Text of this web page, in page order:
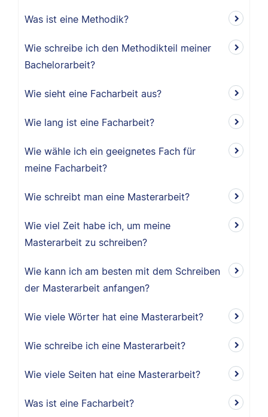
Was ist eine Methodik?
Wie schreibe ich den Methodikteil meiner
Bachelorarbeit?
Wie sieht eine Facharbeit aus?
Wie lang ist eine Facharbeit?
Wie wähle ich ein geeignetes Fach für
meine Facharbeit?
Wie schreibt man eine Masterarbeit?
Wie viel Zeit habe ich, um meine
Masterarbeit zu schreiben?
Wie kann ich am besten mit dem Schreiben
der Masterarbeit anfangen?
Wie viele Wörter hat eine Masterarbeit?
Wie schreibe ich eine Masterarbeit?
Wie viele Seiten hat eine Masterarbeit?
Was ist eine Facharbeit?